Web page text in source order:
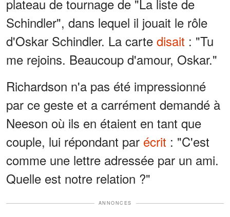
plateau de tournage de "La liste de
Schindler", dans lequel il jouait le rôle
d'Oskar Schindler. La carte disait : "Tu
me rejoins. Beaucoup d'amour, Oskar."
Richardson n'a pas été impressionné
par ce geste et a carrément demandé à
Neeson où ils en étaient en tant que
couple, lui répondant par écrit : "C'est
comme une lettre adressée par un ami.
Quelle est notre relation ?"
ANNONCES